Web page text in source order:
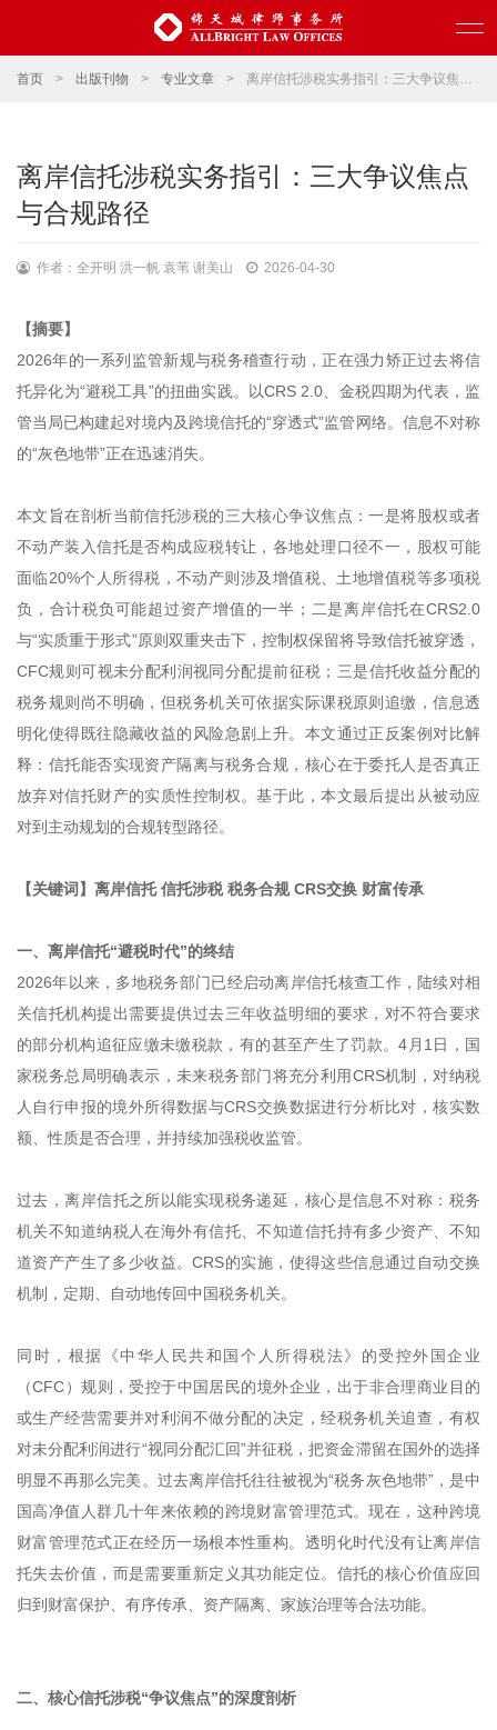
首页 > 出版刊物 > 专业文章 > 离岸信托涉税实务指引：三大争议焦点与合规路径
离岸信托涉税实务指引：三大争议焦点
与合规路径
作者：全开明 洪一帆 袁苇 谢美山 2026-04-30
【摘要】
2026年的一系列监管新规与税务稽查行动，正在强力矫正过去将信
托异化为“避税工具”的扭曲实践。以CRS 2.0、金税四期为代表，监
管当局已构建起对境内及跨境信托的“穿透式”监管网络。信息不对称
的“灰色地带”正在迅速消失。
本文旨在剖析当前信托涉税的三大核心争议焦点：一是将股权或者
不动产装入信托是否构成应税转让，各地处理口径不一，股权可能
面临20%个人所得税，不动产则涉及增值税、土地增值税等多项税
负，合计税负可能超过资产增值的一半；二是离岸信托在CRS2.0
与“实质重于形式”原则双重夹击下，控制权保留将导致信托被穿透，
CFC规则可视未分配利润视同分配提前征税；三是信托收益分配的
税务规则尚不明确，但税务机关可依据实际课税原则追缴，信息透
明化使得既往隐藏收益的风险急剧上升。本文通过正反案例对比解
释：信托能否实现资产隔离与税务合规，核心在于委托人是否真正
放弃对信托财产的实质性控制权。基于此，本文最后提出从被动应
对到主动规划的合规转型路径。
【关键词】离岸信托 信托涉税 税务合规 CRS交换 财富传承
一、离岸信托“避税时代”的终结
2026年以来，多地税务部门已经启动离岸信托核查工作，陆续对相
关信托机构提出需要提供过去三年收益明细的要求，对不符合要求
的部分机构追征应缴未缴税款，有的甚至产生了罚款。4月1日，国
家税务总局明确表示，未来税务部门将充分利用CRS机制，对纳税
人自行申报的境外所得数据与CRS交换数据进行分析比对，核实数
额、性质是否合理，并持续加强税收监管。
过去，离岸信托之所以能实现税务递延，核心是信息不对称：税务
机关不知道纳税人在海外有信托、不知道信托持有多少资产、不知
道资产产生了多少收益。CRS的实施，使得这些信息通过自动交换
机制，定期、自动地传回中国税务机关。
同时，根据《中华人民共和国个人所得税法》的受控外国企业
（CFC）规则，受控于中国居民的境外企业，出于非合理商业目的
或生产经营需要并对利润不做分配的决定，经税务机关追查，有权
对未分配利润进行“视同分配汇回”并征税，把资金滞留在国外的选择
明显不再那么完美。过去离岸信托往往被视为“税务灰色地带”，是中
国高净值人群几十年来依赖的跨境财富管理范式。现在，这种跨境
财富管理范式正在经历一场根本性重构。透明化时代没有让离岸信
托失去价值，而是需要重新定义其功能定位。信托的核心价值应回
归到财富保护、有序传承、资产隔离、家族治理等合法功能。
二、核心信托涉税“争议焦点”的深度剖析